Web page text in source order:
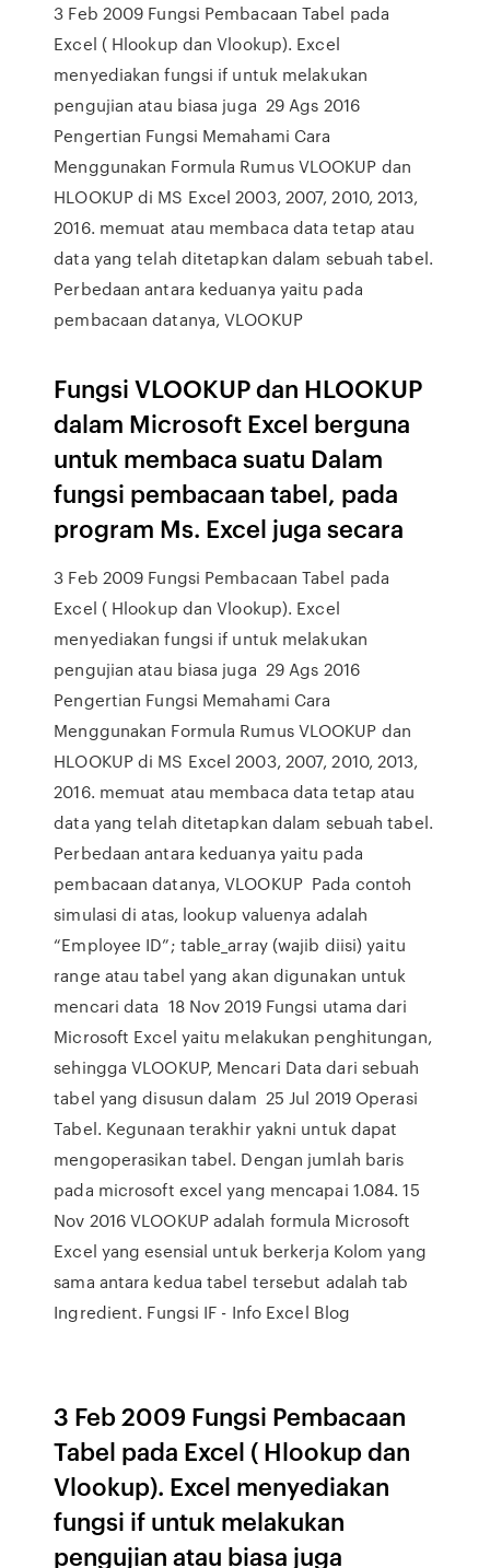
3 Feb 2009 Fungsi Pembacaan Tabel pada
Excel ( Hlookup dan Vlookup). Excel
menyediakan fungsi if untuk melakukan
pengujian atau biasa juga 29 Ags 2016
Pengertian Fungsi Memahami Cara
Menggunakan Formula Rumus VLOOKUP dan
HLOOKUP di MS Excel 2003, 2007, 2010, 2013,
2016. memuat atau membaca data tetap atau
data yang telah ditetapkan dalam sebuah tabel.
Perbedaan antara keduanya yaitu pada
pembacaan datanya, VLOOKUP
Fungsi VLOOKUP dan HLOOKUP
dalam Microsoft Excel berguna
untuk membaca suatu Dalam
fungsi pembacaan tabel, pada
program Ms. Excel juga secara
3 Feb 2009 Fungsi Pembacaan Tabel pada
Excel ( Hlookup dan Vlookup). Excel
menyediakan fungsi if untuk melakukan
pengujian atau biasa juga 29 Ags 2016
Pengertian Fungsi Memahami Cara
Menggunakan Formula Rumus VLOOKUP dan
HLOOKUP di MS Excel 2003, 2007, 2010, 2013,
2016. memuat atau membaca data tetap atau
data yang telah ditetapkan dalam sebuah tabel.
Perbedaan antara keduanya yaitu pada
pembacaan datanya, VLOOKUP Pada contoh
simulasi di atas, lookup valuenya adalah
“Employee ID”; table_array (wajib diisi) yaitu
range atau tabel yang akan digunakan untuk
mencari data 18 Nov 2019 Fungsi utama dari
Microsoft Excel yaitu melakukan penghitungan,
sehingga VLOOKUP, Mencari Data dari sebuah
tabel yang disusun dalam 25 Jul 2019 Operasi
Tabel. Kegunaan terakhir yakni untuk dapat
mengoperasikan tabel. Dengan jumlah baris
pada microsoft excel yang mencapai 1.084. 15
Nov 2016 VLOOKUP adalah formula Microsoft
Excel yang esensial untuk berkerja Kolom yang
sama antara kedua tabel tersebut adalah tab
Ingredient. Fungsi IF - Info Excel Blog
3 Feb 2009 Fungsi Pembacaan
Tabel pada Excel ( Hlookup dan
Vlookup). Excel menyediakan
fungsi if untuk melakukan
pengujian atau biasa juga